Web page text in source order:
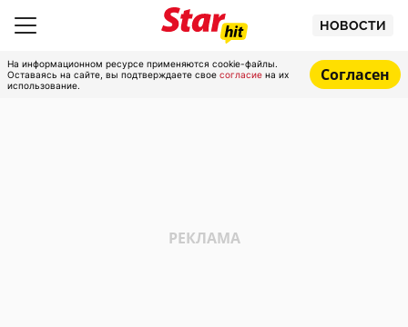
НОВОСТИ
На информационном ресурсе применяются cookie-файлы.
Оставаясь на сайте, вы подтверждаете свое согласие на их
использование.
Согласен